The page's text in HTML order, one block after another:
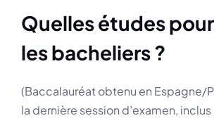
Quelles études
les bacheliers ?
(Baccalauréat obtenu en Espagne/
la dernière session d’examen,